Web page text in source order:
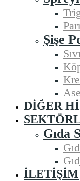
Şişe
DIĞER
Gıda
İLETIŞIM